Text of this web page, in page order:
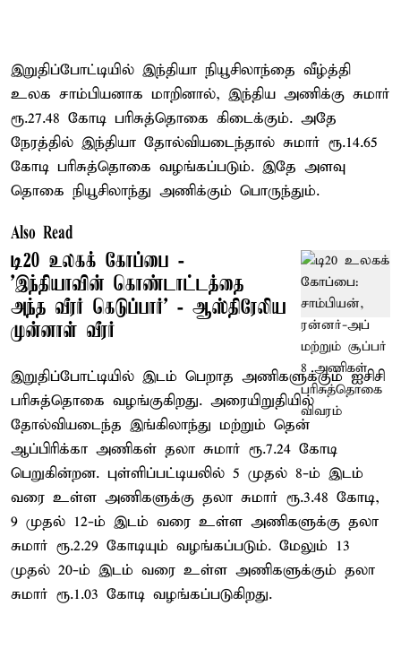
இறுதிப்போட்டியில் இந்தியா நியூசிலாந்தை வீழ்த்தி
உலக சாம்பியனாக மாறினால், இந்திய அணிக்கு சுமார்
ரூ.27.48 கோடி பரிசுத்தொகை கிடைக்கும். அதே
நேரத்தில் இந்தியா தோல்வியடைந்தால் சுமார் ரூ.14.65
கோடி பரிசுத்தொகை வழங்கப்படும். இதே அளவு
தொகை நியூசிலாந்து அணிக்கும் பொருந்தும்.
Also Read
டி20 உலகக் கோப்பை -
’இந்தியாவின் கொண்டாட்டத்தை
அந்த வீரர் கெடுப்பார்’ - ஆஸ்திரேலிய
முன்னாள் வீரர்
இறுதிப்போட்டியில் இடம் பெறாத அணிகளுக்கும் ஐசிசி
பரிசுத்தொகை வழங்குகிறது. அரையிறுதியில்
தோல்வியடைந்த இங்கிலாந்து மற்றும் தென்
ஆப்பிரிக்கா அணிகள் தலா சுமார் ரூ.7.24 கோடி
பெறுகின்றன. புள்ளிப்பட்டியலில் 5 முதல் 8-ம் இடம்
வரை உள்ள அணிகளுக்கு தலா சுமார் ரூ.3.48 கோடி,
9 முதல் 12-ம் இடம் வரை உள்ள அணிகளுக்கு தலா
சுமார் ரூ.2.29 கோடியும் வழங்கப்படும். மேலும் 13
முதல் 20-ம் இடம் வரை உள்ள அணிகளுக்கும் தலா
சுமார் ரூ.1.03 கோடி வழங்கப்படுகிறது.